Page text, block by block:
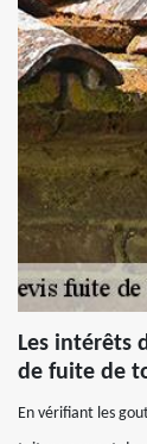
Les intérêts
de fuite de
En vérifiant les